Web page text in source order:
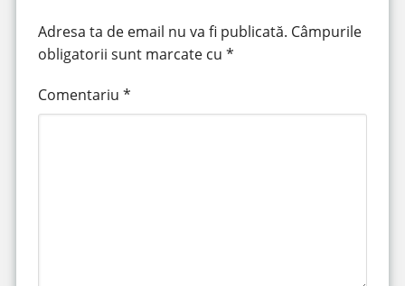
Adresa ta de email nu va fi publicată. Câmpurile
obligatorii sunt marcate cu *
Comentariu *